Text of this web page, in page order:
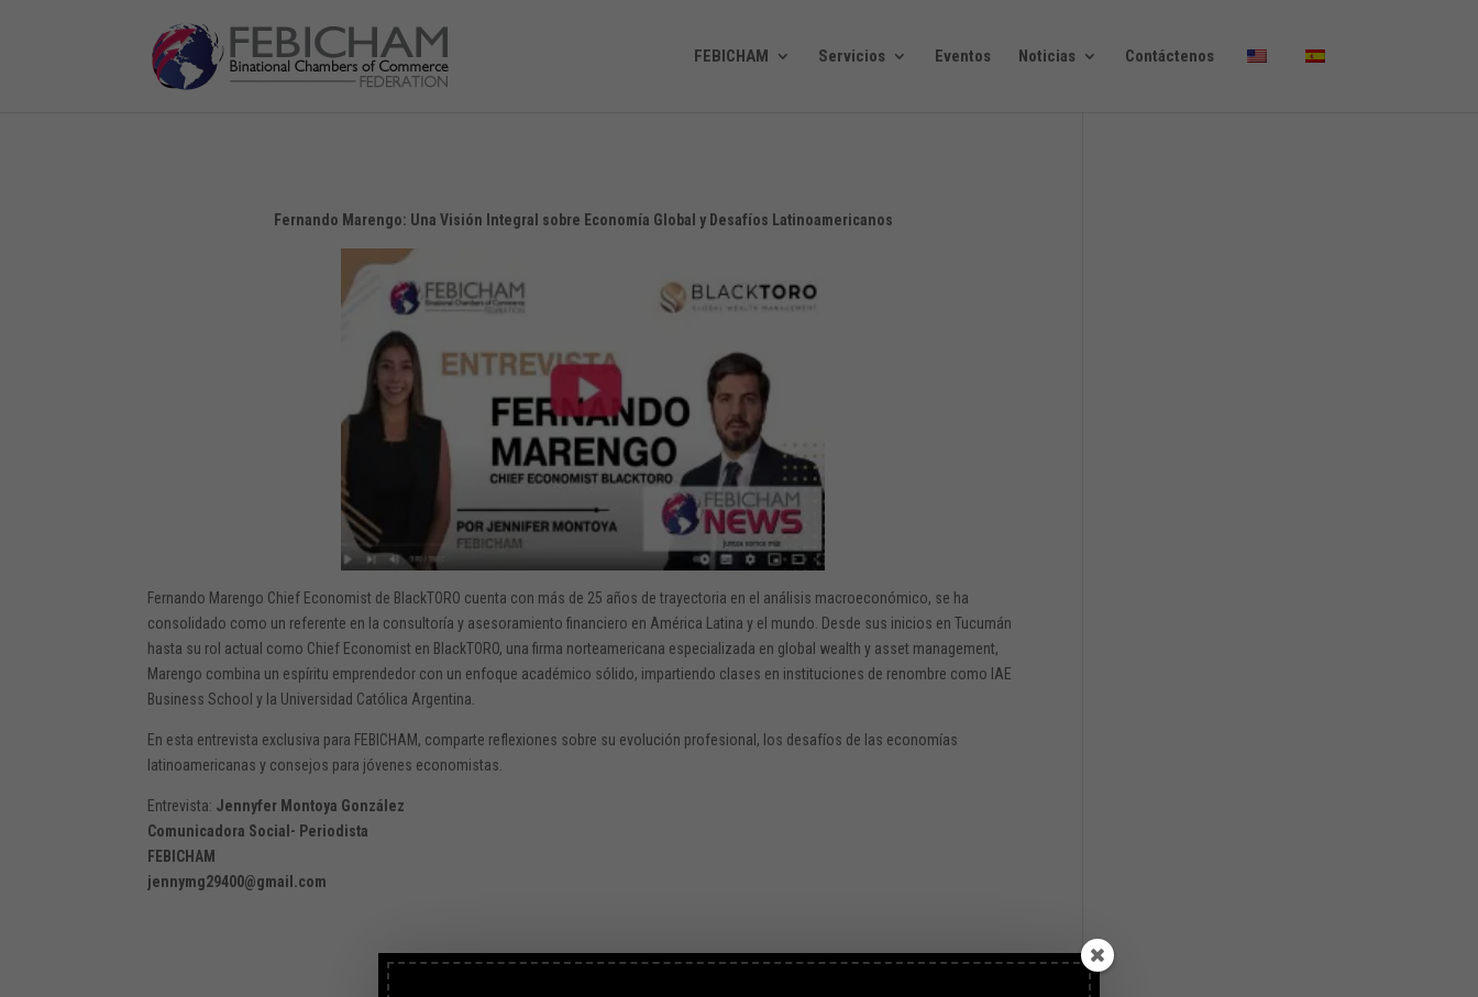
FEBICHAM Servicios Eventos Noticias Contáctenos
Fernando Marengo: Una Visión Integral sobre Economía Global y Desafíos Latinoamericanos
Fernando Marengo Chief Economist de BlackTORO cuenta con más de 25 años de trayectoria en el análisis macroeconómico, se ha
consolidado como un referente en la consultoría y asesoramiento financiero en América Latina y el mundo. Desde sus inicios en Tucumán
hasta su rol actual como Chief Economist en BlackTORO, una firma norteamericana especializada en global wealth y asset management,
Marengo combina un espíritu emprendedor con un enfoque académico sólido, impartiendo clases en instituciones de renombre como IAE
Business School y la Universidad Católica Argentina.
En esta entrevista exclusiva para FEBICHAM, comparte reflexiones sobre su evolución profesional, los desafíos de las economías
latinoamericanas y consejos para jóvenes economistas.
Entrevista: Jennyfer Montoya González
Comunicadora Social- Periodista
FEBICHAM
jennymg29400@gmail.com